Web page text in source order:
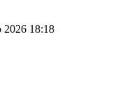
2026 18:18